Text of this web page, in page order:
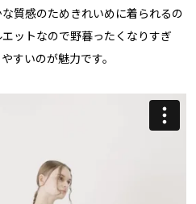
質感のためきれいめに着られるの
ットなので野暮ったくなりすぎ
すいのが魅力です。